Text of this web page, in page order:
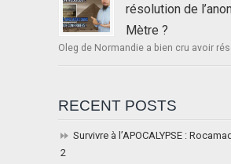
résolution de
Mètre ?
Oleg de Normandie a bien cru avoir
RECENT POSTS
Survivre à l’APOCALYPSE :
2